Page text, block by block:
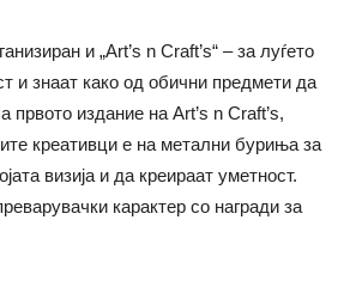
и „Аrt’s n Craft’s“ – за луѓето
и знаат како од обични предмети да
првото издание на Art’s n Craft’s,
креативци е на метални буриња за
визија и да креираат уметност.
карактер со награди за